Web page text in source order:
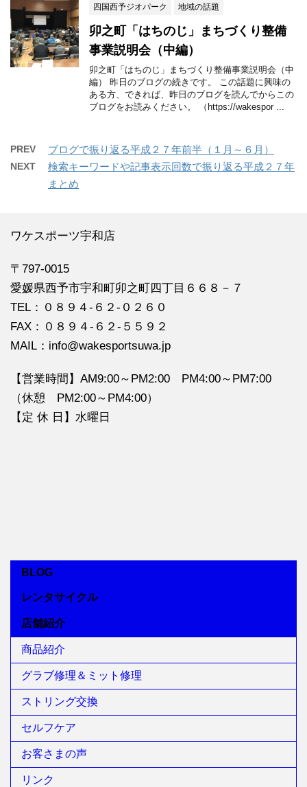
四国西予ジオパーク 地域の話題
卯之町「はちのじ」まちづくり整備
事業説明会（中編）
卯之町「はちのじ」まちづくり整備事業説明会（中
編） 昨日のブログの続きです。 この話題に興味の
ある方、できれば、昨日のブログを読んでからこの
ブログをお読みください。 （https://wakespor ...
PREV ブログで振り返る平成２７年前半（１月～６月）
NEXT
検索キーワードや記事表示回数で振り返る平成２７年
まとめ
ワケスポーツ宇和店
〒797-0015
愛媛県西予市宇和町卯之町四丁目６６８－７
TEL：０８９４‐６２‐０２６０
FAX：０８９４‐６２‐５５９２
MAIL：info@wakesportsuwa.jp
【営業時間】AM9:00～PM2:00 PM4:00～PM7:00
（休憩 PM2:00～PM4:00）
【定 休 日】水曜日
BLOG
レンタサイクル
店舗紹介
商品紹介
グラブ修理＆ミット修理
ストリング交換
セルフケア
お客さまの声
リンク